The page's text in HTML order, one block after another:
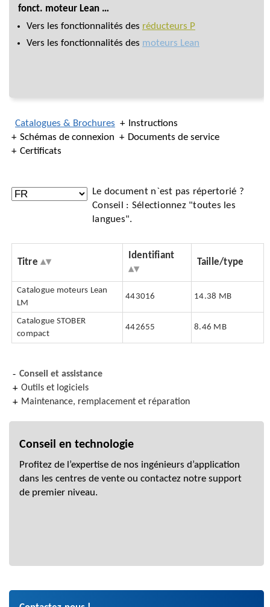
fonct. moteur Lean …
Vers les fonctionnalités des réducteurs P
Vers les fonctionnalités des moteurs Lean
Catalogues & Brochures
Instructions
Schémas de connexion
Documents de service
Certificats
Le document n`est pas répertorié ?
Conseil : Sélectionnez "toutes les
langues".
Titre
Identifiant
Taille/type
Catalogue moteurs Lean
LM
443016 14.38 MB
Catalogue STOBER
compact
442655 8.46 MB
Conseil et assistance
Outils et logiciels
Maintenance, remplacement et réparation
Conseil en technologie
Profitez de l’expertise de nos ingénieurs d’application
dans les centres de vente ou contactez notre support
de premier niveau.